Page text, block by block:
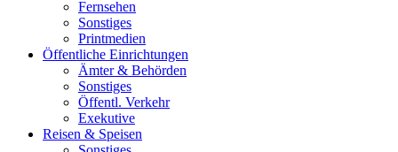
Fernsehen
Sonstiges
Printmedien
Öffentliche Einrichtungen
Ämter & Behörden
Sonstiges
Öffentl. Verkehr
Exekutive
Reisen & Speisen